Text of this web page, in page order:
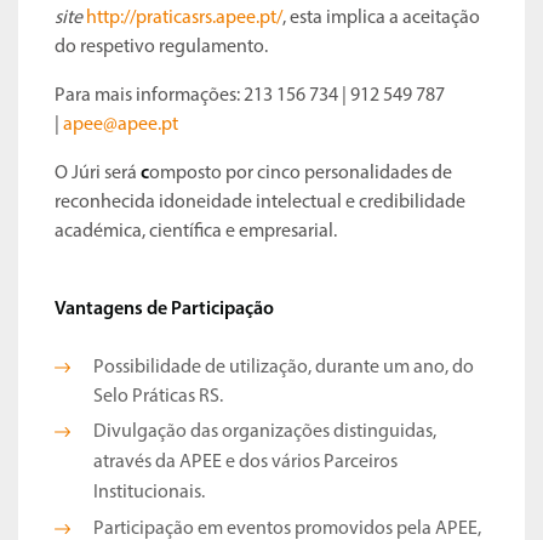
site http://praticasrs.apee.pt/, esta implica a aceitação
do respetivo regulamento.
Para mais informações: 213 156 734 | 912 549 787
apee@apee.pt
O Júri será composto por cinco personalidades de
reconhecida idoneidade intelectual e credibilidade
académica, científica e empresarial.
Vantagens de Participação
Possibilidade de utilização, durante um ano, do
Selo Práticas RS.
Divulgação das organizações distinguidas,
através da APEE e dos vários Parceiros
Institucionais.
Participação em eventos promovidos pela APEE,